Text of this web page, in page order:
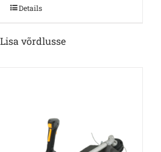
Details
Lisa võrdlusse